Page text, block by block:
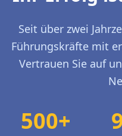
Seit über zwei
Führungskräfte mit
Vertrauen Sie auf
500+